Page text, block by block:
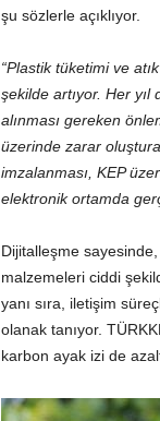
şu sözlerle açıklıyor.
“Plastik tüketimi ve
şekilde artıyor. Her
alınması gereken
üzerinde zarar
imzalanması, KEP
elektronik ortamda
Dijitalleşme
malzemeleri ciddi
yanı sıra, iletişim
olanak tanıyor.
karbon ayak izi de